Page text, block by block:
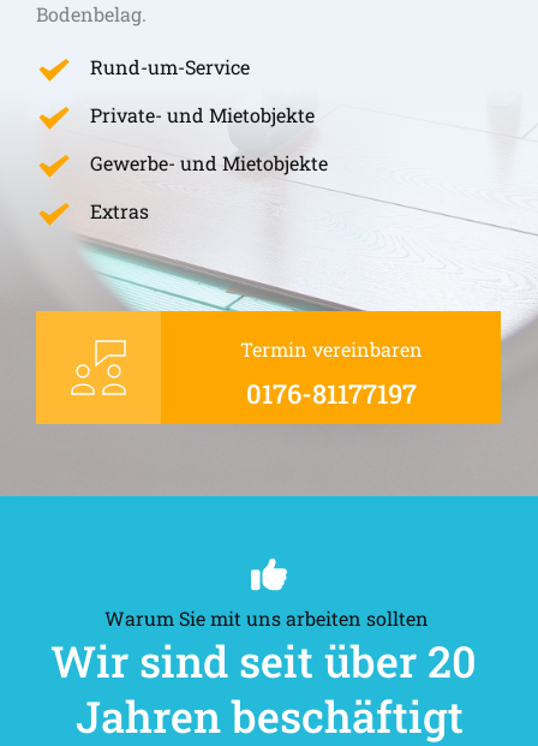
Bodenbelag.
Rund-um-Service
Private- und Mietobjekte
Gewerbe- und Mietobjekte
Extras
Termin vereinbaren
0176-81177197
Warum Sie mit uns arbeiten sollten
Wir sind seit über 20
Jahren beschäftigt